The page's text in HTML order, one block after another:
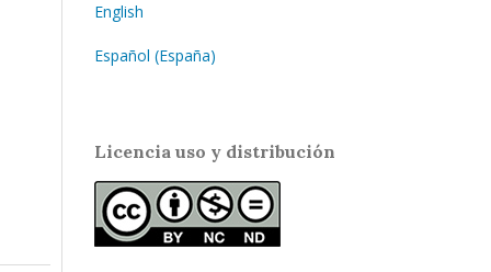
English
Español (España)
Licencia uso y distribución